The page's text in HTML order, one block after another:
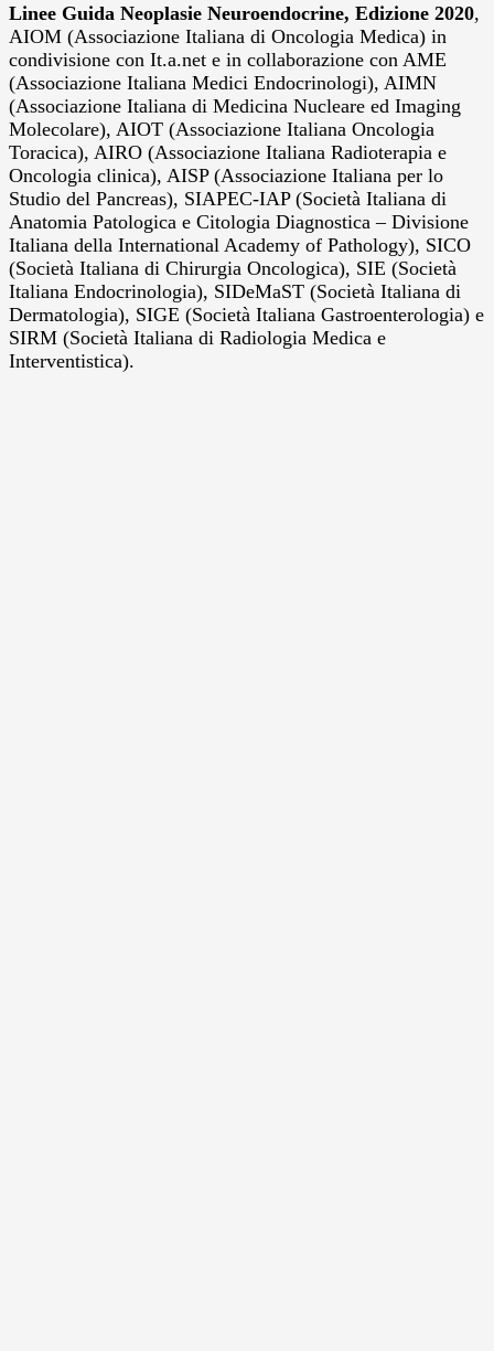
Linee Guida Neoplasie Neuroendocrine, Edizione 2020,
AIOM (Associazione Italiana di Oncologia Medica) in
condivisione con It.a.net e in collaborazione con AME
(Associazione Italiana Medici Endocrinologi), AIMN
(Associazione Italiana di Medicina Nucleare ed Imaging
Molecolare), AIOT (Associazione Italiana Oncologia
Toracica), AIRO (Associazione Italiana Radioterapia e
Oncologia clinica), AISP (Associazione Italiana per lo
Studio del Pancreas), SIAPEC-IAP (Società Italiana di
Anatomia Patologica e Citologia Diagnostica – Divisione
Italiana della International Academy of Pathology), SICO
(Società Italiana di Chirurgia Oncologica), SIE (Società
Italiana Endocrinologia), SIDeMaST (Società Italiana di
Dermatologia), SIGE (Società Italiana Gastroenterologia) e
SIRM (Società Italiana di Radiologia Medica e
Interventistica).